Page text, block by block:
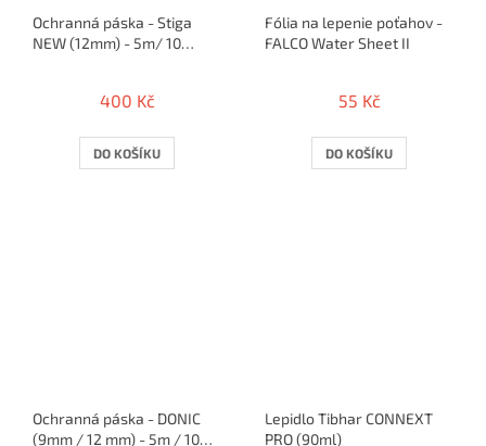
Ochranná páska - Stiga
NEW (12mm) - 5m/ 10
400 Kč
DO KOŠÍKU
Fólia na lepenie poťahov -
FALCO Water Sheet II
55 Kč
DO KOŠÍKU
Ochranná páska - DONIC
(9mm / 12 mm) - 5m / 10
Lepidlo Tibhar CONNEXT
PRO (90ml)